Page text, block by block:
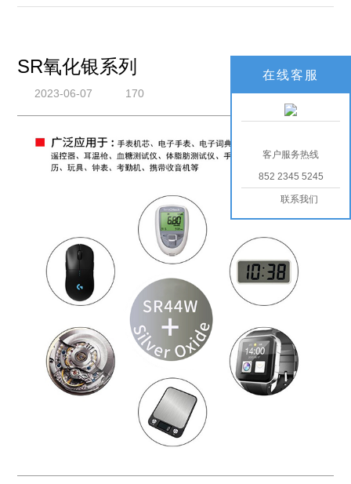
SR氧化银系列
2023-06-07 170
在线客服
客户服务热线
852 2345 5245
联系我们